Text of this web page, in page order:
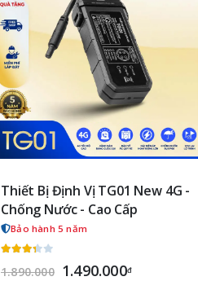
Thiết Bị Định Vị TG01 New 4G -
Chống Nước - Cao Cấp
Bảo hành 5 năm
1.890.000 1.490.000đ